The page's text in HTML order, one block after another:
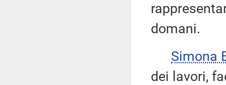
domani.
Simona
dei lavori,